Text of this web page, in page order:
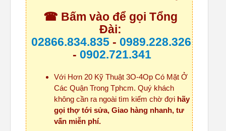
☎ Bấm vào để gọi Tổng
Đài:
02866.834.835 - 0989.228.326
- 0902.721.341
Với Hơn 20 Kỹ Thuật 3O-4Op Có Mặt Ở
Các Quận Trong Tphcm. Quý khách
không cần ra ngoài tìm kiếm chờ đợi hãy
gọi thợ tới sửa, Giao hàng nhanh, tư
vấn miễn phí.